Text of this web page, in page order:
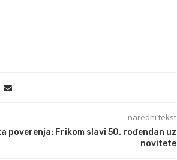
naredni tekst
poverenja: Frikom slavi 50. rođendan uz
novitete